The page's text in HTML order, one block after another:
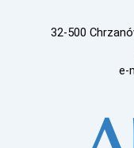
32-500
e-